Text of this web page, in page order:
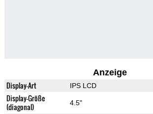
Anzeige
Display-Art IPS LCD
Display-Größe
(diagonal)
4.5"